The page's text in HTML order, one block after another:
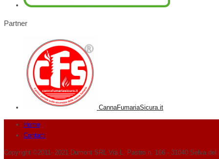
Partner
CannaFumariaSicura.it
Home
Contatti
Copyright ©2011- 2021 Dumont SRL Via L. Pastro n. 166 - 31040 Selva